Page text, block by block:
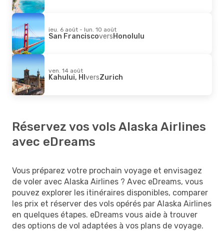
jeu. 6 août - lun. 10 août
San FranciscoversHonolulu
ven. 14 août
Kahului, HIversZurich
Réservez vos vols Alaska Airlines
avec eDreams
Vous préparez votre prochain voyage et envisagez
de voler avec Alaska Airlines ? Avec eDreams, vous
pouvez explorer les itinéraires disponibles, comparer
les prix et réserver des vols opérés par Alaska Airlines
en quelques étapes. eDreams vous aide à trouver
des options de vol adaptées à vos plans de voyage.